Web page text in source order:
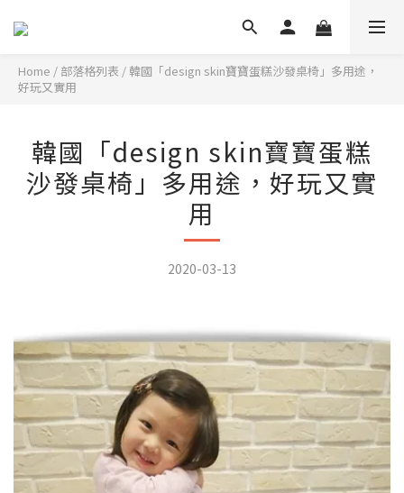
Home / 部落格列表 /韓國「design skin寶寶蛋糕沙發桌椅」多用途，
好玩又實用
韓國「design skin寶寶蛋糕
沙發桌椅」多用途，好玩又實
用
2020-03-13